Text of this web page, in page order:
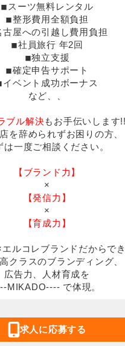
◾︎スーツ無料レンタル
◾︎整形費用全額負担
古屋への引越し費用負担
◾︎社員旅行 年2回
◾︎独立支援
◾︎確定申告サポート
イベント成功ボーナス
など、、
ブル解決もお手伝いします!!
を辞められずお困りの方、
は一度ご相談ください。
【ブランド力】
×
【発信力】
×
【育成力】
ルコレブランドだからで
クラスのブランディング、
広告力、人材育成を
MIKADO---- で体現。
求人に応募する